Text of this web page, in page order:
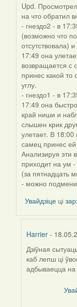
Upd.
на что обратил
- гнездо2 - в
(возможно что
отсутствовала)
17:49 она
возвращается с
принес какой то
углу.
- гнездо1 - в
17:49 она
край ниши и
слышен крик
улетает. В 18:00
самец принес ей
Анализируя эти
приходит на ум
(за пятнадцать
- можно
Увайдзіце ці
Harrier-
In
reply
to
Дзіўная
каб лепш ці
адбываецца